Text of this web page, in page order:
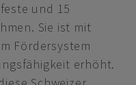
und 15
Sie ist mit
Fördersystem
erhöht.